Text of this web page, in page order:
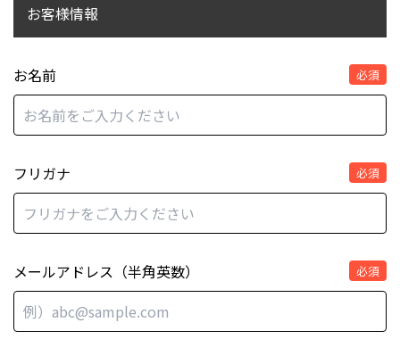
お客様情報
お名前 必須
フリガナ 必須
メールアドレス（半角英数） 必須